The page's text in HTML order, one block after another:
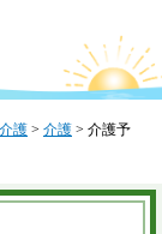
護 > 介護 > 介護予